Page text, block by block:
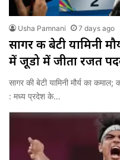
Usha Pamnani 7 days ago
सागर की बेटी यामिनी
में जूडो में जीता रजत
सागर की बेटी यामिनी मौर्य का
: मध्य प्रदेश के…